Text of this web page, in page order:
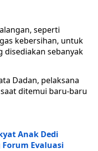
seperti
kebersihan, untuk
disediakan sebanyak
Dadan, pelaksana
ditemui baru-baru
Anak Dedi
Evaluasi